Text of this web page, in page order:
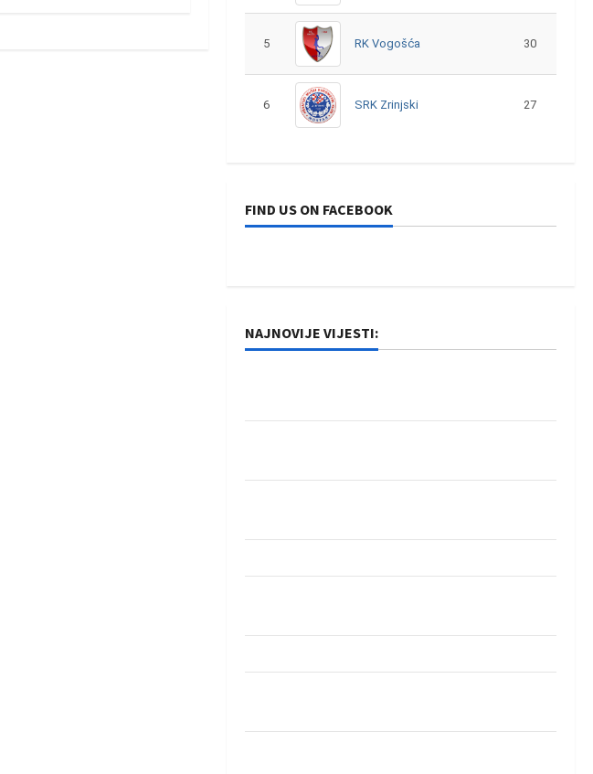
5 RK Vogošća 30
6 SRK Zrinjski 27
FIND US ON FACEBOOK
NAJNOVIJE VIJESTI: